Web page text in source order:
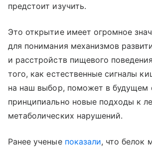
предстоит изучить.
Это открытие имеет огромное
для понимания механизмов
и расстройств пищевого
того, как естественные сигналы
на наш выбор, поможет в будущем
принципиально новые подходы к
метаболических нарушений.
Ранее ученые показали, что белок